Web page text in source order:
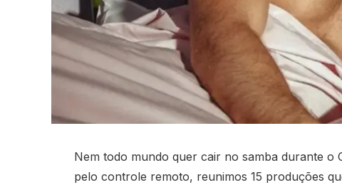
Nem todo mundo quer cair no samba durante
pelo controle remoto, reunimos 15 produções